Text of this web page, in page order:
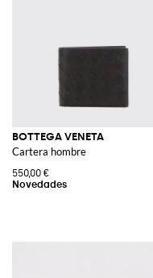
BOTTEGA VENETA
Cartera hombre
550,00 €